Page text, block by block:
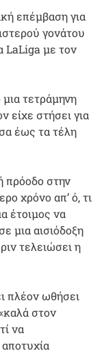
επέμβαση για
γονάτου
LaLiga με τον
τετράμηνη
είχε στήσει για
έως τα τέλη
πρόοδο στην
χρόνο απ’ ό, τι
έτοιμος να
μια αισιόδοξη
τελειώσει η
πλέον ωθήσει
στον
να